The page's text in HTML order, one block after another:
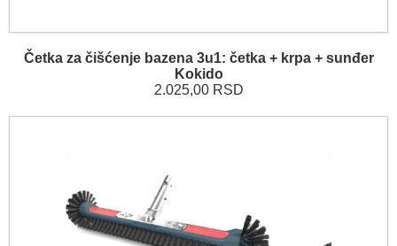
Četka za čišćenje bazena 3u1: četka + krpa + sunđer
Kokido
2.025,00 RSD